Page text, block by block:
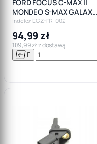
FORD FOCUS C-MAX II
MONDEO S-MAX GALAXY
VOLVO C30 4X CEWKA
ZAPŁONOWA
Indeks: ECZ-FR-002
94,99 zł
109,99 zł z dostawą
 